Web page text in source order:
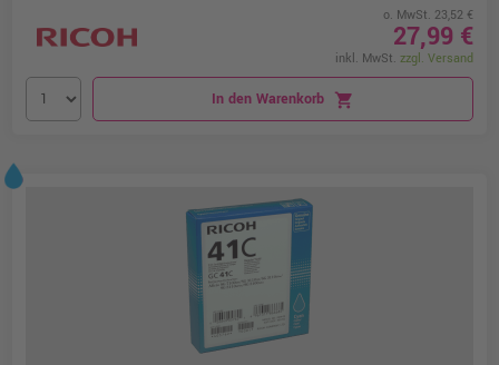
o. MwSt. 23,52 €
27,99 €
inkl. MwSt. zzgl. Versand
In den Warenkorb shopping_cart